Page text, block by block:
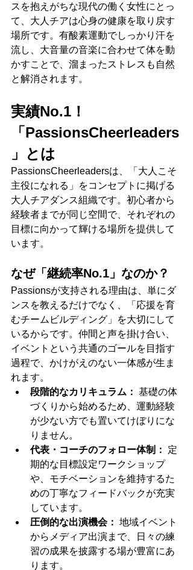
スを抱えがちな現代の働く女性にとっ
て、大人チアは心身の健康を取り戻す
場所です。有酸素運動でしっかり汗を
流し、大音量の音楽に合わせて体を動
かすことで、溜まったストレスも自然
と解消されます。
実績No.1！
「PassionsCheerleaders
」とは
PassionsCheerleadersは、「大人こそ
主役になれる」をコンセプトに掲げる
大人チアダンス組織です。初心者から
経験者までが同じ空間で、それぞれの
目標に向かって輝ける場所を提供して
います。
なぜ「継続率No.1」なのか？
Passionsが支持される理由は、単にダ
ンスを教えるだけでなく、「応援を育
むチームビルディング」を大切にして
いるからです。仲間と声を掛け合い、
イベントという共通のゴールを目指す
過程で、かけがえのない一体感が生ま
れます。
段階的なカリキュラム： 基礎の体
づくりから始めるため、運動経験
が少ない方でも置いてけぼりにな
りません。
代表・コーチのフォロー体制：
定
期的な目標設定ワークショップ
や、モチベーションを維持するた
めの丁寧なフィードバックが充実
しています。
圧倒的な出演機会： 地域イベント
からメディア出演まで、日々の練
習の成果を披露する場が豊富にあ
ります。